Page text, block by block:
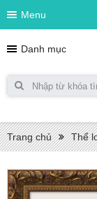
Menu
Danh mục
Trang chủ Thể